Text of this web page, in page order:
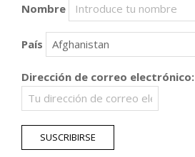
Nombre
País
Dirección de correo electrónico: